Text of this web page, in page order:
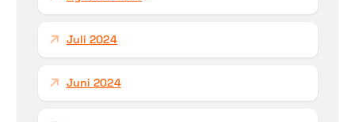
Juli 2024
Juni 2024